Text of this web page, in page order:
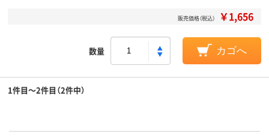
販売価格（税込） ￥1,656
数量 カゴへ
1件目～2件目（2件中）